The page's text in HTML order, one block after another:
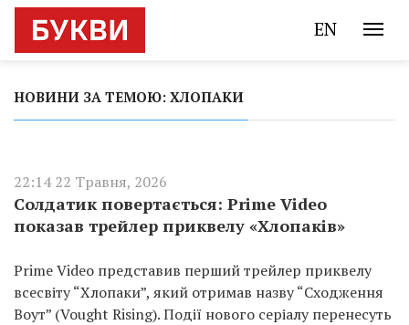
EN
НОВИНИ ЗА ТЕМОЮ: ХЛОПАКИ
22:14 22 Травня, 2026
Солдатик повертається: Prime Video
показав трейлер приквелу «Хлопаків»
Prime Video представив перший трейлер приквелу
всесвіту “Хлопаки”, який отримав назву “Сходження
Воут” (Vought Rising). Події нового серіалу перенесуть